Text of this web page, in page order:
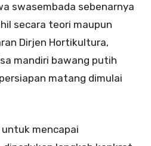
swasembada sebenarnya
secara teori maupun
Dirjen Hortikultura,
mandiri bawang putih
matang dimulai
mencapai